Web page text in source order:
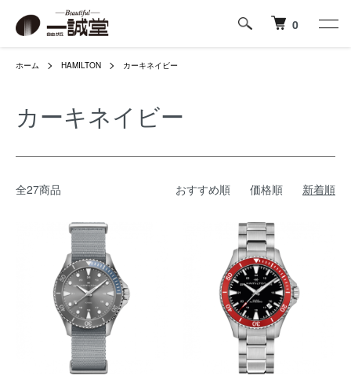
0
ホーム HAMILTON カーキネイビー
カーキネイビー
全27商品 おすすめ順 価格順 新着順